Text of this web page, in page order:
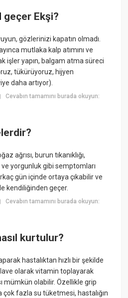
geçer Ekşi?
gözlerinizi kapatın olmadı.
mutlaka kalp atımını ve
işler yapın, balgam atma süreci
tükürüyoruz, hijyen
daha artıyor).
Cevabın tamamını burada okuyun:
ağrısı, burun tıkanıklığı,
ve yorgunluk gibi semptomları
gün içinde ortaya çıkabilir ve
kendiliğinden geçer.
Cevabın tamamını burada okuyun:
kurtulur?
hastalıktan hızlı bir şekilde
olarak vitamin toplayarak
mümkün olabilir. Özellikle grip
fazla su tüketmesi, hastalığın